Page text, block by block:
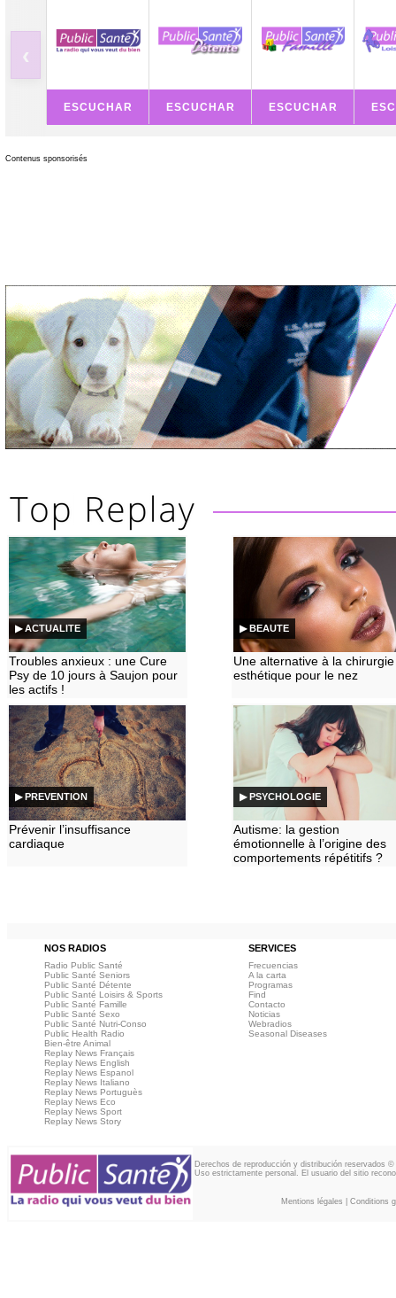
‹
ESCUCHAR ESCUCHAR ESCUCHAR
Contenus sponsorisés
▶ ACTUALITE
Troubles anxieux : une Cure
Psy de 10 jours à Saujon pour
les actifs !
▶ BEAUTE
Une alternative à la chirurgie
esthétique pour le nez
▶ PREVENTION
Prévenir l’insuffisance
cardiaque
▶ PSYCHOLOGIE
Autisme: la gestion
émotionnelle à l’origine des
comportements répétitifs ?
NOS RADIOS SERVICES
Radio Public Santé
Public Santé Seniors
Public Santé Détente
Public Santé Loisirs & Sports
Public Santé Famille
Public Santé Sexo
Public Santé Nutri-Conso
Public Health Radio
Bien-être Animal
Replay News Français
Replay News English
Replay News Espanol
Replay News Italiano
Replay News Portuguès
Replay News Eco
Replay News Sport
Replay News Story
Frecuencias
A la carta
Programas
Find
Contacto
Noticias
Webradios
Seasonal Diseases
Derechos de reproducción y distribución reservados
Uso estrictamente personal. El usuario del sitio
Mentions légales Conditions